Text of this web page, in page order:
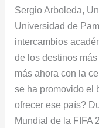
Sergio Arboleda,
Universidad de
intercambios
de los destinos
más ahora con la
se ha promovido el
ofrecer ese país?
Mundial de la FIFA